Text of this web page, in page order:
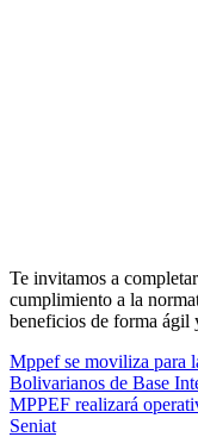
Te invitamos a
cumplimiento a la
beneficios de forma ágil
Mppef se moviliza para
Bolivarianos de Base
MPPEF realizará
Seniat